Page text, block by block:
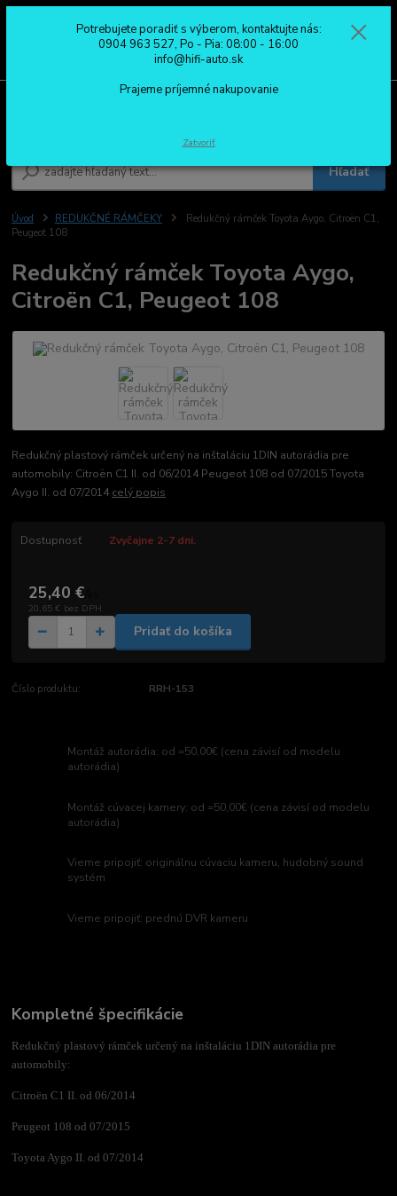
Hľadať
0904 963 527
Po - Pia: 08:00 - 16:00
Úvod REDUKČNÉ RÁMČEKY
Redukčný rámček Toyota Aygo, Citroën C1,
Peugeot 108
Redukčný rámček Toyota Aygo,
Citroën C1, Peugeot 108
Redukčný plastový rámček určený na inštaláciu 1DIN autorádia pre
automobily: Citroën C1 II. od 06/2014 Peugeot 108 od 07/2015 Toyota
Aygo II. od 07/2014 celý popis
Dostupnosť Zvyčajne 2-7 dni.
25,40 €
20,65 € bez DPH
Pridať do košíka
Číslo produktu: RRH-153
Montáž autorádia: od =50,00€ (cena závisí od modelu
autorádia)
Montáž cúvacej kamery: od =50,00€ (cena závisí od modelu
autorádia)
Vieme pripojiť: originálnu cúvaciu kameru, hudobný sound
systém
Vieme pripojiť: prednú DVR kameru
Kompletné špecifikácie
Redukčný plastový rámček určený na inštaláciu 1DIN autorádia pre
automobily:
Citroën C1 II. od 06/2014
Peugeot 108 od 07/2015
Toyota Aygo II. od 07/2014
Potrebujete poradiť s výberom, kontaktujte nás:
0904 963 527, Po - Pia: 08:00 - 16:00
info@hifi-auto.sk
Prajeme príjemné nakupovanie
Zatvoriť